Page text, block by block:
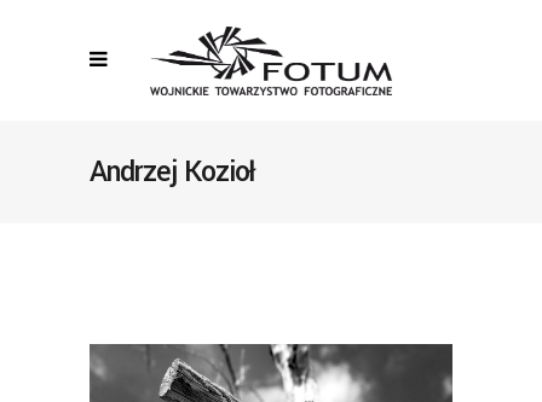
Andrzej Kozioł